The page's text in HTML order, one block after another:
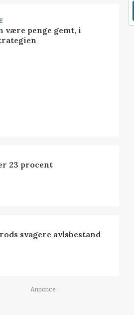
være penge gemt, i
23 procent
svagere avlsbestand
Annonce